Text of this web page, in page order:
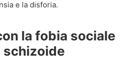
e la disforia.
la fobia sociale
schizoide